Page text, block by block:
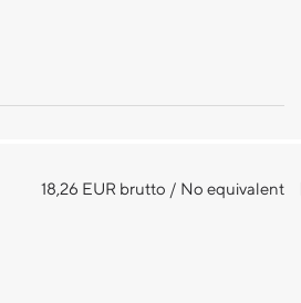
18,26 EUR brutto / No equivalent